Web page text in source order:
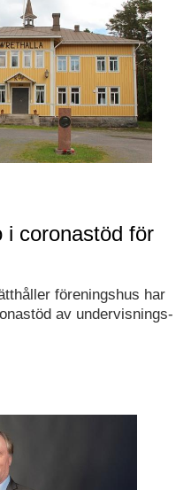
i coronastöd för
föreningshus har
av undervisnings-